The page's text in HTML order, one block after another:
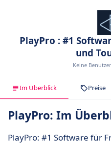
PlayPro : #1
und
Keine
Im Überblick Preise
PlayPro: Im
PlayPro: #1 Software für